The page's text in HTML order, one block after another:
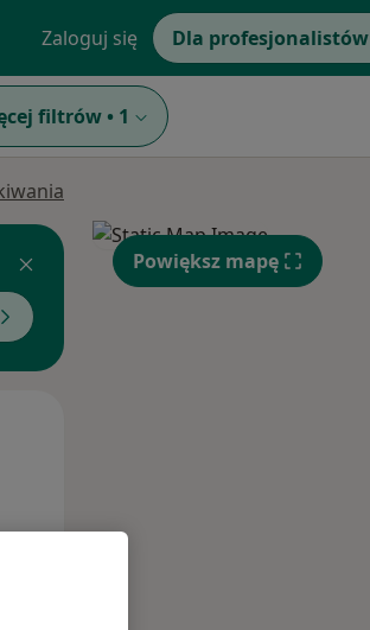
Zaloguj się Dla profesjonalistów
filtrów • 1
Powiększ mapę